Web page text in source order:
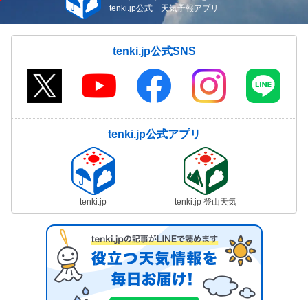
tenki.jp公式 天気予報アプリ
tenki.jp公式SNS
tenki.jp公式アプリ
tenki.jp tenki.jp 登山天気